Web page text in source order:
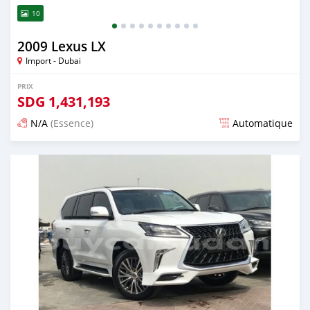
10
2009 Lexus LX
Import - Dubai
PRIX
SDG 1,431,193
N/A (Essence) Automatique
Publié il y a presque 6 ans